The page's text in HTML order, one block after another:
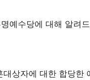
예수당에 대해 알려
상자에 대한 합당한